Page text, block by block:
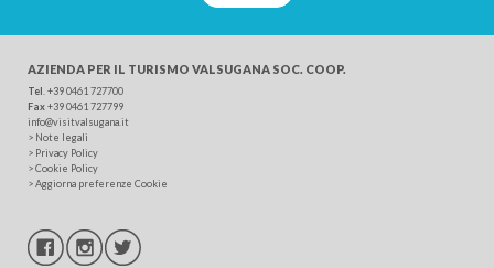
AZIENDA PER IL TURISMO VALSUGANA SOC. COOP.
Tel +39 0461 727700
Fax+39 0461 727799
info@visitvalsugana.it
> Note legali
> Privacy Policy
>Cookie Policy
>Aggiorna preferenze Cookie